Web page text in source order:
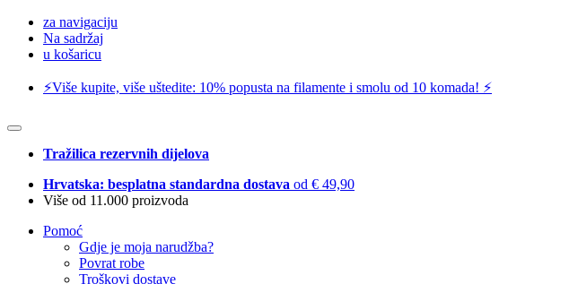
za navigaciju
Na sadržaj
u košaricu
⚡️Više kupite, više uštedite: 10% popusta na filamente i smolu od 10 komada! ⚡️
Tražilica rezervnih dijelova
Hrvatska: besplatna standardna dostava od € 49,90
Više od 11.000 proizvoda
Pomoć
Gdje je moja narudžba?
Povrat robe
Troškovi dostave